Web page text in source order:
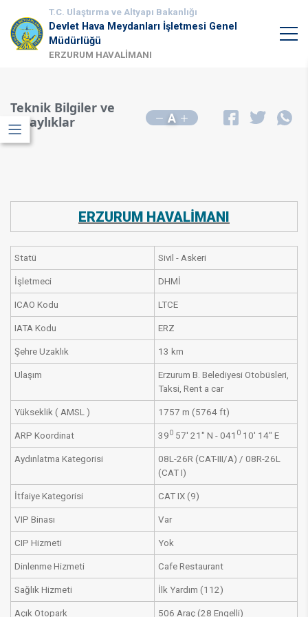
T.C. Ulaştırma ve Altyapı Bakanlığı
Devlet Hava Meydanları İşletmesi Genel
Müdürlüğü
ERZURUM HAVALİMANI
Teknik Bilgiler ve
Kolaylıklar
A
ERZURUM HAVALİMANI
​Statü ​Sivil - Askeri
​İşletmeci ​DHMİ
​ICAO Kodu ​LTCE
​IATA Kodu ​ERZ
​Şehre Uzaklık ​13 km
​Ulaşım
​Erzurum B. ​Belediyesi Otobüsleri,
Taksi, Rent a car
​Yükseklik ( AMSL ) ​1757 m (5764 ft)
​ARP Koordinat ​390 57' 21" N - 041 0 10' 14" E​
​Aydınlatma Kategorisi
​08L-26R (CAT-III/A) / 08R-26L
(CAT I)
​İtfaiye Kategorisi ​CAT IX (9)
​VIP Binası ​Var
​CIP Hizmeti ​Yok
​Dinlenme Hizmeti ​Cafe Restaurant​
​Sağlık Hizmeti ​İlk Yardım (112)
​Açık Otopark ​506 Araç (28 Engelli)